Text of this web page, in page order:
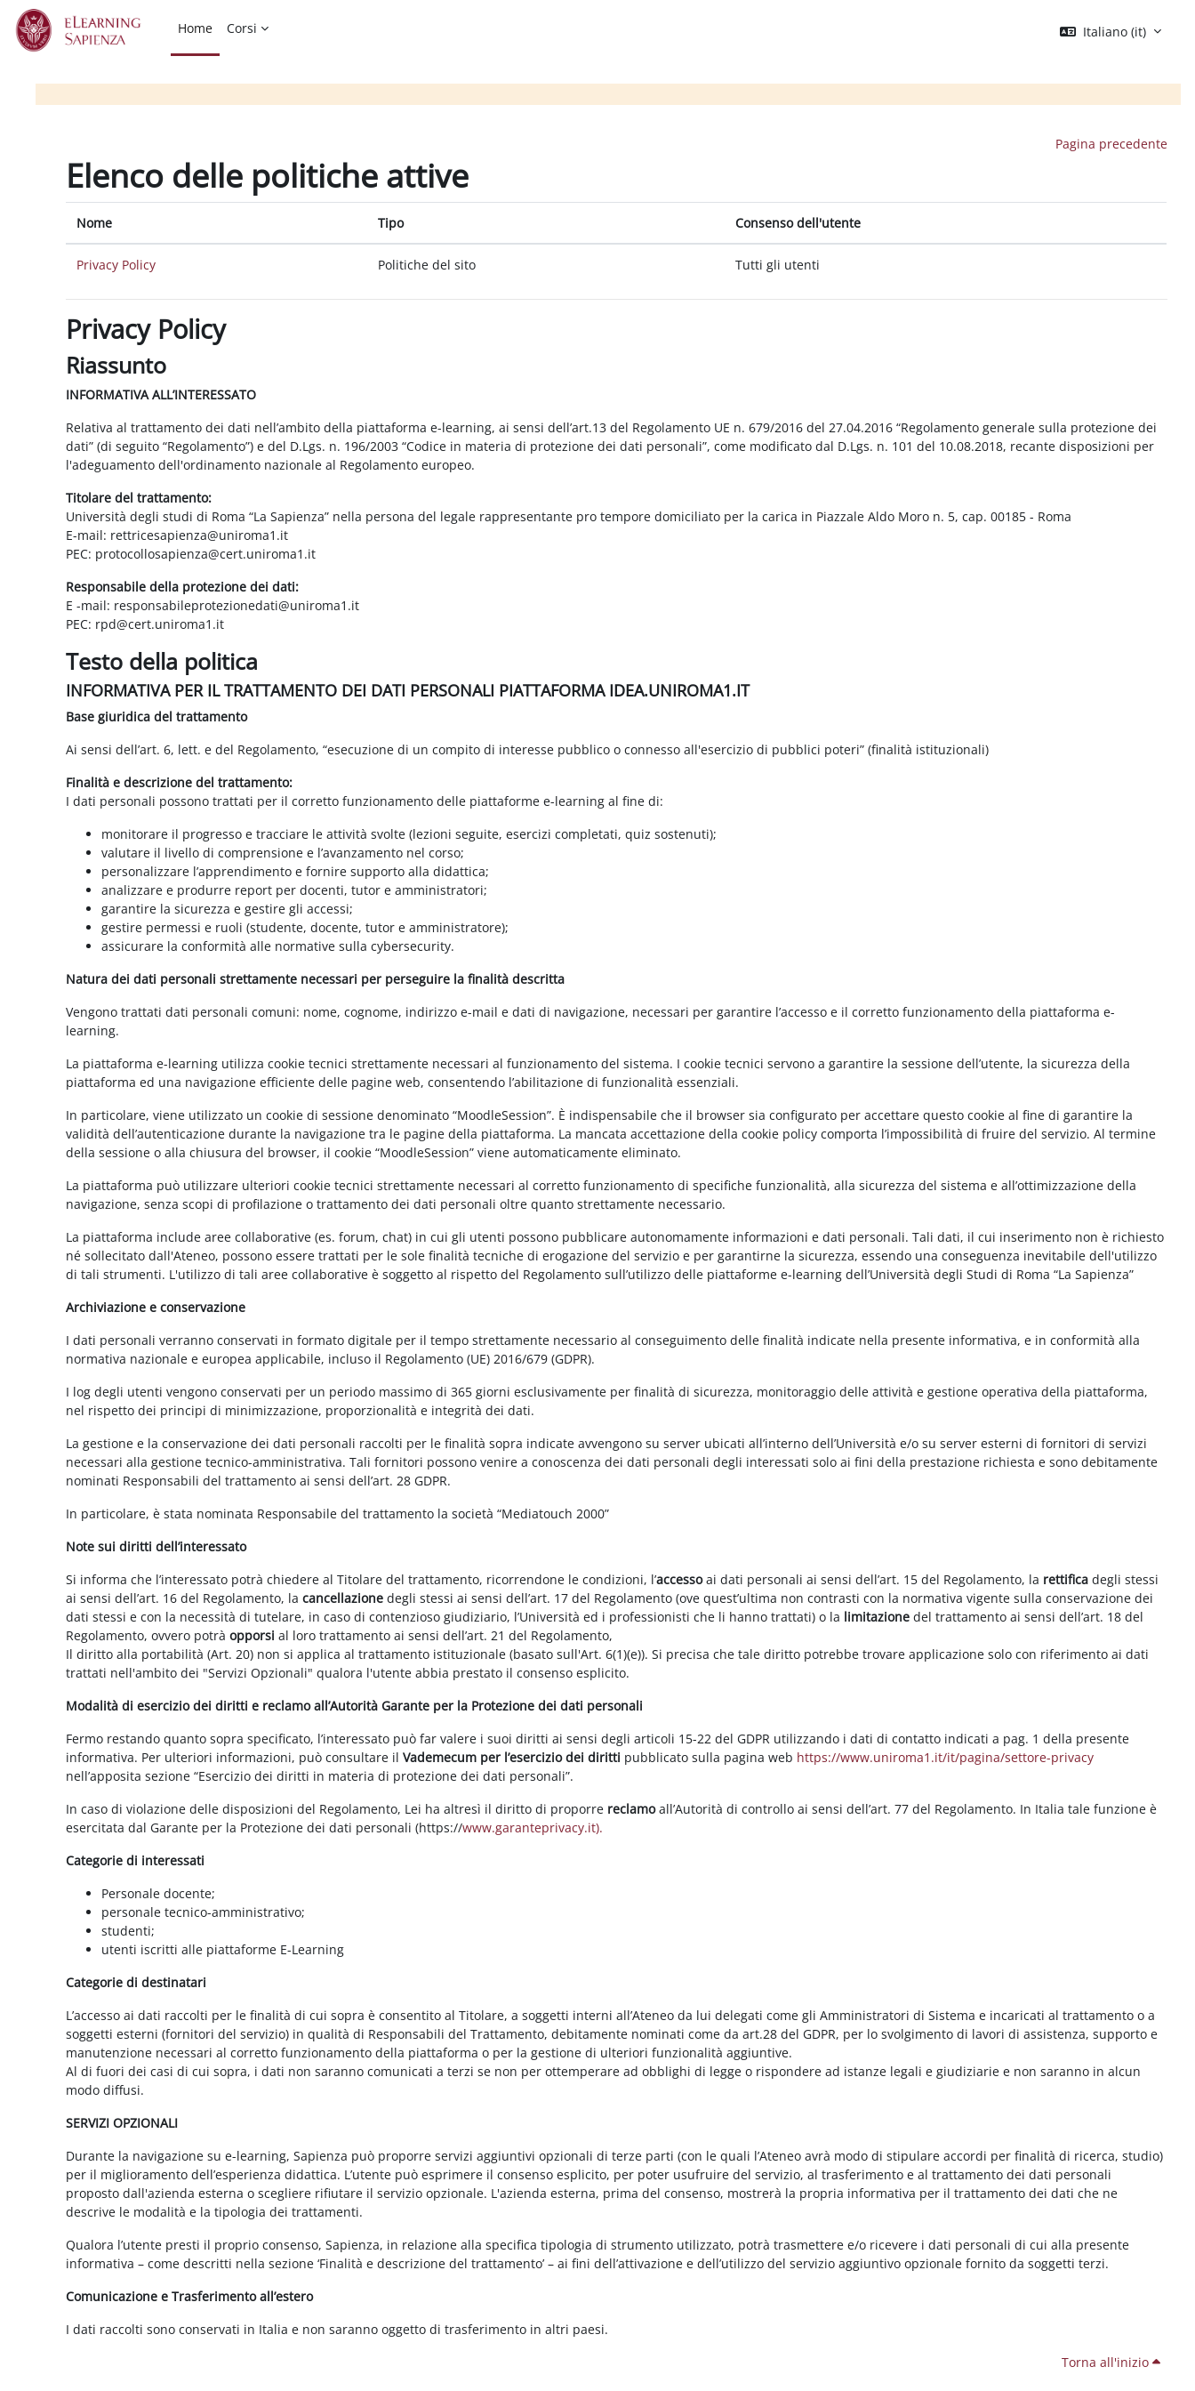
Vai al contenuto principale
Home
Corsi Italiano ‎(it)‎
Pagina precedente
Elenco delle politiche attive
Nome Tipo Consenso dell'utente
Privacy Policy Politiche del sito Tutti gli utenti
Privacy Policy
Riassunto
INFORMATIVA ALL’INTERESSATO
Relativa al trattamento dei dati nell’ambito della piattaforma e-learning, ai sensi dell’art.13 del Regolamento UE n. 679/2016 del 27.04.2016 “Regolamento generale sulla protezione dei
dati” (di seguito “Regolamento”) e del D.Lgs. n. 196/2003 “Codice in materia di protezione dei dati personali”, come modificato dal D.Lgs. n. 101 del 10.08.2018, recante disposizioni per
l'adeguamento dell'ordinamento nazionale al Regolamento europeo.
Titolare del trattamento:
Università degli studi di Roma “La Sapienza” nella persona del legale rappresentante pro tempore domiciliato per la carica in Piazzale Aldo Moro n. 5, cap. 00185 - Roma
E-mail: rettricesapienza@uniroma1.it
PEC: protocollosapienza@cert.uniroma1.it
Responsabile della protezione dei dati:
E -mail: responsabileprotezionedati@uniroma1.it
PEC: rpd@cert.uniroma1.it
Testo della politica
INFORMATIVA PER IL TRATTAMENTO DEI DATI PERSONALI PIATTAFORMA IDEA.UNIROMA1.IT
Base giuridica del trattamento
Ai sensi dell’art. 6, lett. e del Regolamento, “esecuzione di un compito di interesse pubblico o connesso all'esercizio di pubblici poteri” (finalità istituzionali)
Finalità e descrizione del trattamento:
I dati personali possono trattati per il corretto funzionamento delle piattaforme e-learning al fine di:
monitorare il progresso e tracciare le attività svolte (lezioni seguite, esercizi completati, quiz sostenuti);
valutare il livello di comprensione e l’avanzamento nel corso;
personalizzare l’apprendimento e fornire supporto alla didattica;
analizzare e produrre report per docenti, tutor e amministratori;
garantire la sicurezza e gestire gli accessi;
gestire permessi e ruoli (studente, docente, tutor e amministratore);
assicurare la conformità alle normative sulla cybersecurity.
Natura dei dati personali strettamente necessari per perseguire la finalità descritta
Vengono trattati dati personali comuni: nome, cognome, indirizzo e-mail e dati di navigazione, necessari per garantire l’accesso e il corretto funzionamento della piattaforma e-
learning.
La piattaforma e-learning utilizza cookie tecnici strettamente necessari al funzionamento del sistema. I cookie tecnici servono a garantire la sessione dell’utente, la sicurezza della
piattaforma ed una navigazione efficiente delle pagine web, consentendo l’abilitazione di funzionalità essenziali.
In particolare, viene utilizzato un cookie di sessione denominato “MoodleSession”. È indispensabile che il browser sia configurato per accettare questo cookie al fine di garantire la
validità dell’autenticazione durante la navigazione tra le pagine della piattaforma. La mancata accettazione della cookie policy comporta l’impossibilità di fruire del servizio. Al termine
della sessione o alla chiusura del browser, il cookie “MoodleSession” viene automaticamente eliminato.
La piattaforma può utilizzare ulteriori cookie tecnici strettamente necessari al corretto funzionamento di specifiche funzionalità, alla sicurezza del sistema e all’ottimizzazione della
navigazione, senza scopi di profilazione o trattamento dei dati personali oltre quanto strettamente necessario.
La piattaforma include aree collaborative (es. forum, chat) in cui gli utenti possono pubblicare autonomamente informazioni e dati personali. Tali dati, il cui inserimento non è richiesto
né sollecitato dall'Ateneo, possono essere trattati per le sole finalità tecniche di erogazione del servizio e per garantirne la sicurezza, essendo una conseguenza inevitabile dell'utilizzo
di tali strumenti. L'utilizzo di tali aree collaborative è soggetto al rispetto del Regolamento sull’utilizzo delle piattaforme e-learning dell’Università degli Studi di Roma “La Sapienza”
Archiviazione e conservazione
I dati personali verranno conservati in formato digitale per il tempo strettamente necessario al conseguimento delle finalità indicate nella presente informativa, e in conformità alla
normativa nazionale e europea applicabile, incluso il Regolamento (UE) 2016/679 (GDPR).
I log degli utenti vengono conservati per un periodo massimo di 365 giorni esclusivamente per finalità di sicurezza, monitoraggio delle attività e gestione operativa della piattaforma,
nel rispetto dei principi di minimizzazione, proporzionalità e integrità dei dati.
La gestione e la conservazione dei dati personali raccolti per le finalità sopra indicate avvengono su server ubicati all’interno dell’Università e/o su server esterni di fornitori di servizi
necessari alla gestione tecnico-amministrativa. Tali fornitori possono venire a conoscenza dei dati personali degli interessati solo ai fini della prestazione richiesta e sono debitamente
nominati Responsabili del trattamento ai sensi dell’art. 28 GDPR.
In particolare, è stata nominata Responsabile del trattamento la società “Mediatouch 2000”
Note sui diritti dell’interessato
Si informa che l’interessato potrà chiedere al Titolare del trattamento, ricorrendone le condizioni, l’accessoai dati personali ai sensi dell’art. 15 del Regolamento, la rettificadegli stessi
ai sensi dell’art. 16 del Regolamento, lacancellazione degli stessi ai sensi dell’art. 17 del Regolamento (ove quest’ultima non contrasti con la normativa vigente sulla conservazione dei
dati stessi e con la necessità di tutelare, in caso di contenzioso giudiziario, l’Università ed i professionisti che li hanno trattati) o la limitazione del trattamento ai sensi dell’art. 18 del
Regolamento, ovvero potràopporsi al loro trattamento ai sensi dell’art. 21 del Regolamento,
Il diritto alla portabilità (Art. 20) non si applica al trattamento istituzionale (basato sull'Art. 6(1)(e)). Si precisa che tale diritto potrebbe trovare applicazione solo con riferimento ai dati
trattati nell'ambito dei "Servizi Opzionali" qualora l'utente abbia prestato il consenso esplicito.
Modalità di esercizio dei diritti e reclamo all’Autorità Garante per la Protezione dei dati personali
Fermo restando quanto sopra specificato, l’interessato può far valere i suoi diritti ai sensi degli articoli 15-22 del GDPR utilizzando i dati di contatto indicati a pag. 1 della presente
informativa. Per ulteriori informazioni, può consultare ilVademecum per l’esercizio dei diritti pubblicato sulla pagina web https://www.uniroma1.it/it/pagina/settore-privacy
nell’apposita sezione “Esercizio dei diritti in materia di protezione dei dati personali”.
In caso di violazione delle disposizioni del Regolamento, Lei ha altresì il diritto di proporre reclamoall’Autorità di controllo ai sensi dell’art. 77 del Regolamento. In Italia tale funzione è
esercitata dal Garante per la Protezione dei dati personali (https://www.garanteprivacy.it).
Categorie di interessati
Personale docente;
personale tecnico-amministrativo;
studenti;
utenti iscritti alle piattaforme E-Learning
Categorie di destinatari
L’accesso ai dati raccolti per le finalità di cui sopra è consentito al Titolare, a soggetti interni all’Ateneo da lui delegati come gli Amministratori di Sistema e incaricati al trattamento o a
soggetti esterni (fornitori del servizio) in qualità di Responsabili del Trattamento, debitamente nominati come da art.28 del GDPR, per lo svolgimento di lavori di assistenza, supporto e
manutenzione necessari al corretto funzionamento della piattaforma o per la gestione di ulteriori funzionalità aggiuntive.
Al di fuori dei casi di cui sopra, i dati non saranno comunicati a terzi se non per ottemperare ad obblighi di legge o rispondere ad istanze legali e giudiziarie e non saranno in alcun
modo diffusi.
SERVIZI OPZIONALI
Durante la navigazione su e-learning, Sapienza può proporre servizi aggiuntivi opzionali di terze parti (con le quali l’Ateneo avrà modo di stipulare accordi per finalità di ricerca, studio)
per il miglioramento dell’esperienza didattica. L’utente può esprimere il consenso esplicito, per poter usufruire del servizio, al trasferimento e al trattamento dei dati personali
proposto dall'azienda esterna o scegliere rifiutare il servizio opzionale. L'azienda esterna, prima del consenso, mostrerà la propria informativa per il trattamento dei dati che ne
descrive le modalità e la tipologia dei trattamenti.
Qualora l’utente presti il proprio consenso, Sapienza, in relazione alla specifica tipologia di strumento utilizzato, potrà trasmettere e/o ricevere i dati personali di cui alla presente
informativa – come descritti nella sezione ‘Finalità e descrizione del trattamento’ – ai fini dell’attivazione e dell’utilizzo del servizio aggiuntivo opzionale fornito da soggetti terzi.
Comunicazione e Trasferimento all’estero
I dati raccolti sono conservati in Italia e non saranno oggetto di trasferimento in altri paesi.
Torna all'inizio